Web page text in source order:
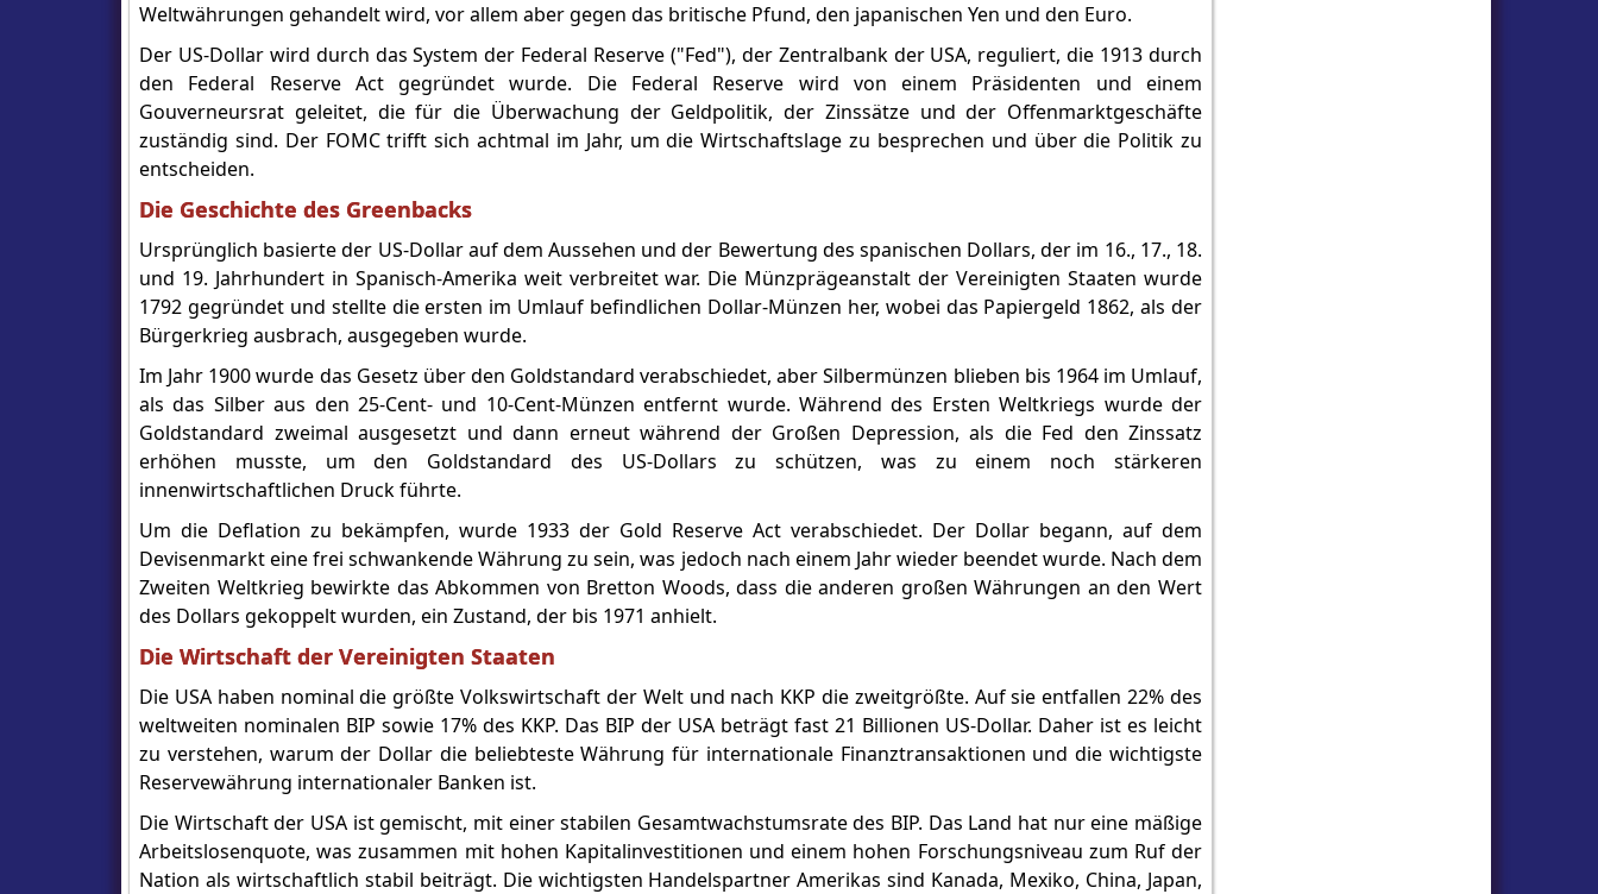
Weltwährungen gehandelt wird, vor allem aber gegen das britische Pfund, den japanischen Yen und den Euro.
Der US-Dollar wird durch das System der Federal Reserve ("Fed"), der Zentralbank der USA, reguliert, die 1913 durch
den Federal Reserve Act gegründet wurde. Die Federal Reserve wird von einem Präsidenten und einem
Gouverneursrat geleitet, die für die Überwachung der Geldpolitik, der Zinssätze und der Offenmarktgeschäfte
zuständig sind. Der FOMC trifft sich achtmal im Jahr, um die Wirtschaftslage zu besprechen und über die Politik zu
entscheiden.
Die Geschichte des Greenbacks
Ursprünglich basierte der US-Dollar auf dem Aussehen und der Bewertung des spanischen Dollars, der im 16., 17., 18.
und 19. Jahrhundert in Spanisch-Amerika weit verbreitet war. Die Münzprägeanstalt der Vereinigten Staaten wurde
1792 gegründet und stellte die ersten im Umlauf befindlichen Dollar-Münzen her, wobei das Papiergeld 1862, als der
Bürgerkrieg ausbrach, ausgegeben wurde.
Im Jahr 1900 wurde das Gesetz über den Goldstandard verabschiedet, aber Silbermünzen blieben bis 1964 im Umlauf,
als das Silber aus den 25-Cent- und 10-Cent-Münzen entfernt wurde. Während des Ersten Weltkriegs wurde der
Goldstandard zweimal ausgesetzt und dann erneut während der Großen Depression, als die Fed den Zinssatz
erhöhen musste, um den Goldstandard des US-Dollars zu schützen, was zu einem noch stärkeren
innenwirtschaftlichen Druck führte.
Um die Deflation zu bekämpfen, wurde 1933 der Gold Reserve Act verabschiedet. Der Dollar begann, auf dem
Devisenmarkt eine frei schwankende Währung zu sein, was jedoch nach einem Jahr wieder beendet wurde. Nach dem
Zweiten Weltkrieg bewirkte das Abkommen von Bretton Woods, dass die anderen großen Währungen an den Wert
des Dollars gekoppelt wurden, ein Zustand, der bis 1971 anhielt.
Die Wirtschaft der Vereinigten Staaten
Die USA haben nominal die größte Volkswirtschaft der Welt und nach KKP die zweitgrößte. Auf sie entfallen 22% des
weltweiten nominalen BIP sowie 17% des KKP. Das BIP der USA beträgt fast 21 Billionen US-Dollar. Daher ist es leicht
zu verstehen, warum der Dollar die beliebteste Währung für internationale Finanztransaktionen und die wichtigste
Reservewährung internationaler Banken ist.
Die Wirtschaft der USA ist gemischt, mit einer stabilen Gesamtwachstumsrate des BIP. Das Land hat nur eine mäßige
Arbeitslosenquote, was zusammen mit hohen Kapitalinvestitionen und einem hohen Forschungsniveau zum Ruf der
Nation als wirtschaftlich stabil beiträgt. Die wichtigsten Handelspartner Amerikas sind Kanada, Mexiko, China, Japan,